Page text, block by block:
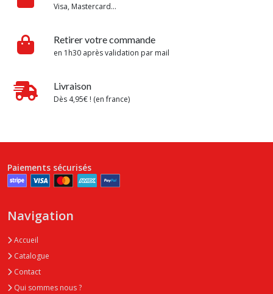
Visa, Mastercard...
Retirer votre commande
en 1h30 après validation par mail
Livraison
Dès 4,95€ ! (en france)
Paiements sécurisés
Navigation
Accueil
Catalogue
Contact
Qui sommes nous ?